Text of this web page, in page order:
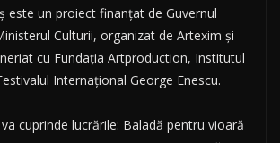
este un proiect finanțat de Guvernul
Culturii, organizat de Artexim și
cu Fundația Artproduction, Institutul
Internațional George Enescu.
cuprinde lucrările: Baladă pentru vioară